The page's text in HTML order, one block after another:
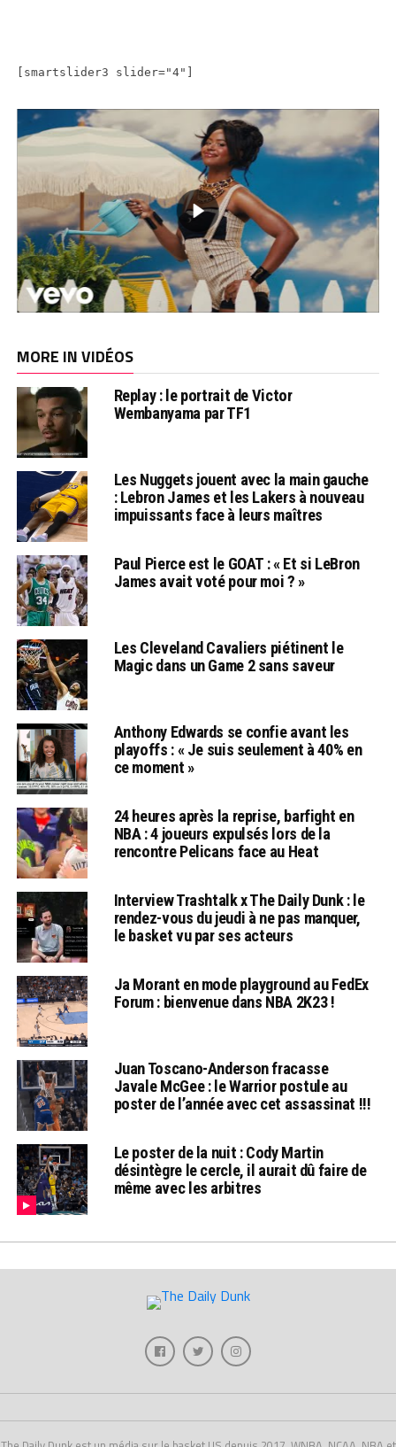
[smartslider3 slider="4"]
MORE IN VIDÉOS
Replay : le portrait de Victor
Wembanyama par TF1
Les Nuggets jouent avec la main gauche
: Lebron James et les Lakers à nouveau
impuissants face à leurs maîtres
Paul Pierce est le GOAT : « Et si LeBron
James avait voté pour moi ? »
Les Cleveland Cavaliers piétinent le
Magic dans un Game 2 sans saveur
Anthony Edwards se confie avant les
playoffs : « Je suis seulement à 40% en
ce moment »
24 heures après la reprise, barfight en
NBA : 4 joueurs expulsés lors de la
rencontre Pelicans face au Heat
Interview Trashtalk x The Daily Dunk : le
rendez-vous du jeudi à ne pas manquer,
le basket vu par ses acteurs
Ja Morant en mode playground au FedEx
Forum : bienvenue dans NBA 2K23 !
Juan Toscano-Anderson fracasse
Javale McGee : le Warrior postule au
poster de l’année avec cet assassinat !!!
Le poster de la nuit : Cody Martin
désintègre le cercle, il aurait dû faire de
même avec les arbitres